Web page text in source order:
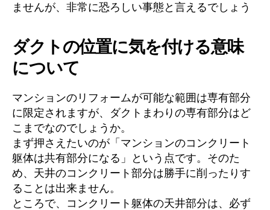
ませんが、非常に恐ろしい事態と言えるでしょう
ダクトの位置に気を付ける意味
について
マンションのリフォームが可能な範囲は専有部分
に限定されますが、ダクトまわりの専有部分はど
こまでなのでしょうか。
まず押さえたいのが「マンションのコンクリート
躯体は共有部分になる」という点です。そのた
め、天井のコンクリート部分は勝手に削ったりす
ることは出来ません。
ところで、コンクリート躯体の天井部分は、必ず